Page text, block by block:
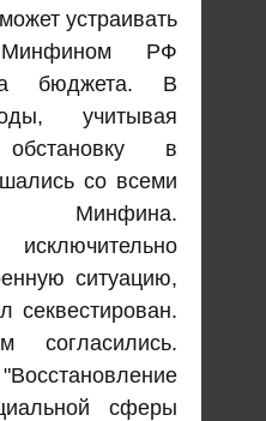
устраивать
Минфином РФ
бюджета. В
учитывая
обстановку в
со всеми
Минфина.
ситуацию,
секвестирован.
сферы